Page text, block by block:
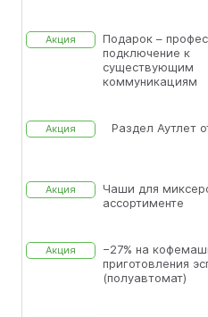
Акция
Подарок –
подключение к
существующим
коммуникациям
Акция Раздел Аутлет
Акция
Чаши для
ассортименте
Акция
−27% на
приготовления
(полуавтомат)